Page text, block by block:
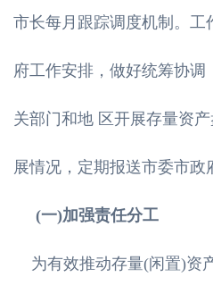
市长每月跟踪调度机制。工
府工作安排，做好统筹协调
关部门和地 区开展存量资
展情况，定期报送市委市政
(一)加强责任分工
为有效推动存量(闲置)资